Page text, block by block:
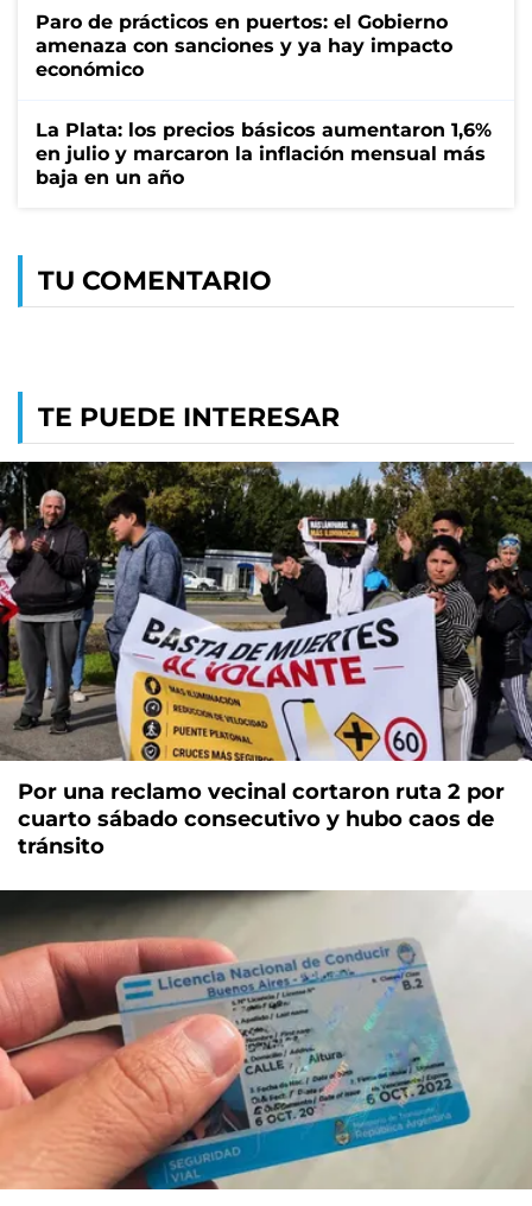
Paro de prácticos en puertos: el Gobierno
amenaza con sanciones y ya hay impacto
económico
La Plata: los precios básicos aumentaron 1,6%
en julio y marcaron la inflación mensual más
baja en un año
TU COMENTARIO
TE PUEDE INTERESAR
Por una reclamo vecinal cortaron ruta 2 por
cuarto sábado consecutivo y hubo caos de
tránsito